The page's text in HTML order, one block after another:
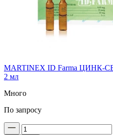
MARTINEX ID Farma ЦИНК-
2 мл
Много
По запросу